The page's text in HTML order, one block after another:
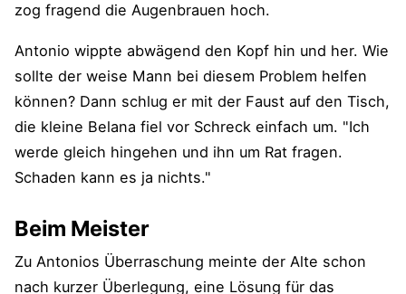
zog fragend die Augenbrauen hoch.
Antonio wippte abwägend den Kopf hin und her. Wie
sollte der weise Mann bei diesem Problem helfen
können? Dann schlug er mit der Faust auf den Tisch,
die kleine Belana fiel vor Schreck einfach um. "Ich
werde gleich hingehen und ihn um Rat fragen.
Schaden kann es ja nichts."
Beim Meister
Zu Antonios Überraschung meinte der Alte schon
nach kurzer Überlegung, eine Lösung für das